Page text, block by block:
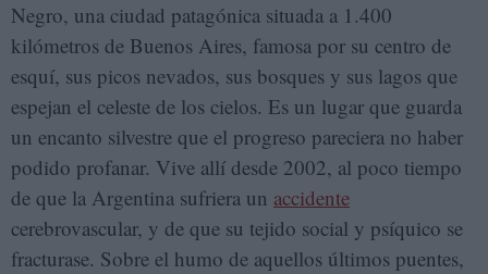
Negro, una ciudad patagónica situada a 1.400
kilómetros de Buenos Aires, famosa por su centro de
esquí, sus picos nevados, sus bosques y sus lagos que
espejan el celeste de los cielos. Es un lugar que guarda
un encanto silvestre que el progreso pareciera no haber
podido profanar. Vive allí desde 2002, al poco tiempo
de que la Argentina sufriera un accidente
cerebrovascular, y de que su tejido social y psíquico se
fracturase. Sobre el humo de aquellos últimos puentes,